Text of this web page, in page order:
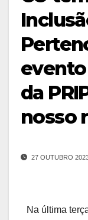
da
nosso
27 OUTUBRO
Na última